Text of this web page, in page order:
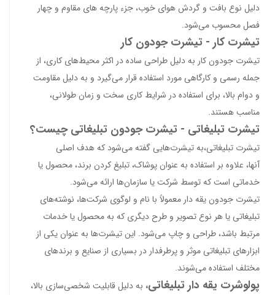
دلیل نوع بافت و گردش هوای خوب، جزء پارچه های مقاوم و چهار
فصل محسوب می‌شود.
تیشرت کار - تیشرت جودون کار
تیشرت جودون کار به دلیل طراحی ساده در اکثر محیط‌های کاری، از
جمله رسمی و کارگاهی مورد استفاده قرار می‌گیرد و به دلیل مقاومت
و دوام بالا، برای استفاده در شرایط کاری سخت و زمان طولانی،
مناسب هستند.
تیشرت تبلیغاتی - تیشرت جودون تبلیغاتی چیست؟
تیشرت تبلیغاتی،به تیشرت‌هایی گفته می‌شود که هدف اصلی
آنها، علاوه بر استفاده به عنوان پوشاک، تبلیغ کردن برند، محصول یا
خدماتی است که توسط شرکت یا سازمان‌ها ارائه می‌شود.
تیشرت جودون یقه دار معمولاً با نام و لوگوی شرکت‌ها، نوشته‌های
تبلیغاتی یا هر نوع تصویر و طرح دیگری که به محصول یا خدمات
مرتبط باشد، طراحی و چاپ می‌شود. این تیشرت‌ها به عنوان یکی از
ابزارهای تبلیغاتی موثر و پرطرفدار در بسیاری از صنایع و برندهای
مختلف استفاده می‌شوند.
پولوشرت یقه دار تبلیغاتی، به دلیل قابلیت شخصی‌سازی بالا،